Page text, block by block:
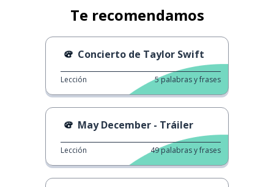
Te recomendamos
Concierto de Taylor Swift
Lección 5palabras y frases
May December - Tráiler
Lección 49palabras y frases